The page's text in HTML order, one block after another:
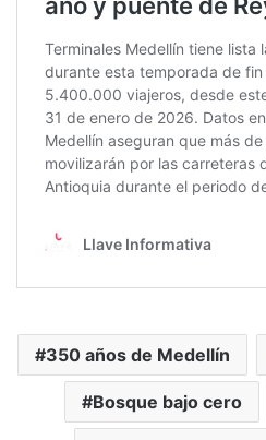
350 años de Medellín
Bosque bajo cero